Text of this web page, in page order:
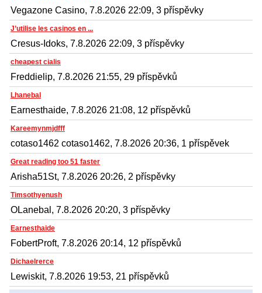
Vegazone Casino, 7.8.2026 22:09, 3 příspěvky
J’utilise les casinos en ...
Cresus-Idoks, 7.8.2026 22:09, 3 příspěvky
cheapest cialis
Freddielip, 7.8.2026 21:55, 29 příspěvků
Lhanebal
Earnesthaide, 7.8.2026 21:08, 12 příspěvků
Kareemynmjdfff
cotaso1462 cotaso1462, 7.8.2026 20:36, 1 příspěvek
Great reading too 51 faster
Arisha51St, 7.8.2026 20:26, 2 příspěvky
Timsothyenush
OLanebal, 7.8.2026 20:20, 3 příspěvky
Earnesthaide
FobertProft, 7.8.2026 20:14, 12 příspěvků
Dichaelrerce
Lewiskit, 7.8.2026 19:53, 21 příspěvků